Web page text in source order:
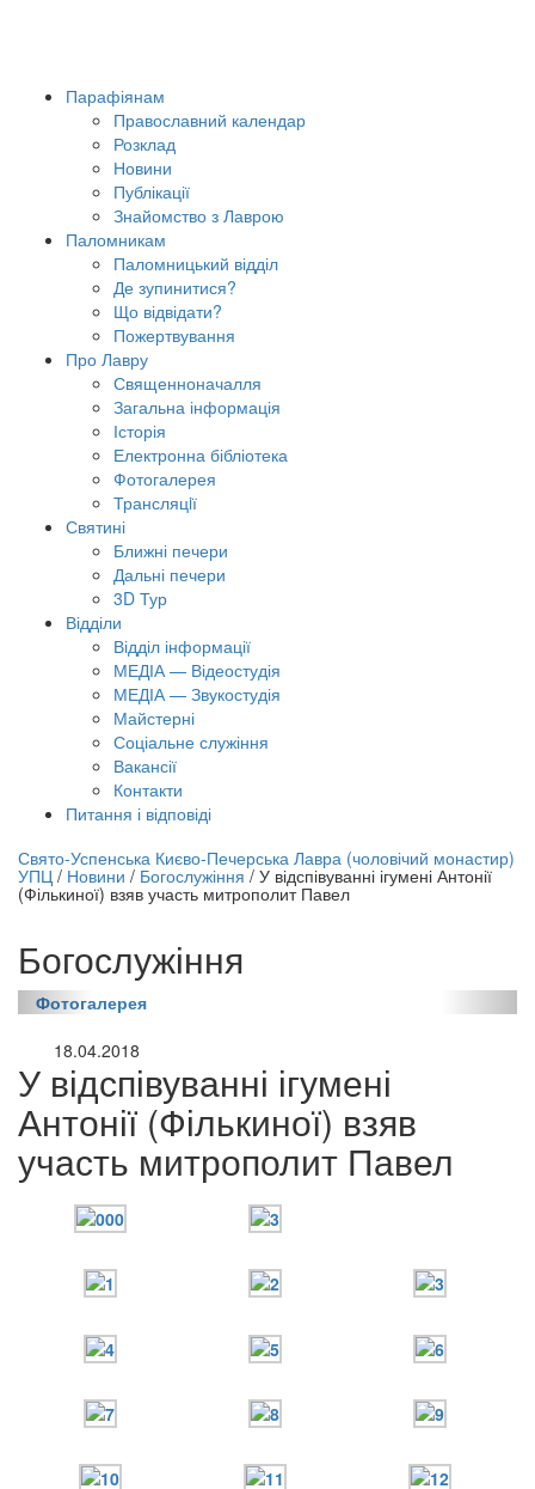
Парафіянам
Православний календар
Розклад
Новини
Публікації
Знайомство з Лаврою
Паломникам
Паломницький відділ
Де зупинитися?
Що відвідати?
Пожертвування
Про Лавру
Священноначалля
Загальна інформація
Історія
Електронна бібліотека
Фотогалерея
Трансляцiї
Святині
Ближні печери
Дальні печери
3D Тур
Відділи
Відділ інформації
МЕДІА — Відеостудія
МЕДІА — Звукостудія
Майстерні
Соціальне служіння
Вакансії
Контакти
Питання і відповіді
трансляція |
12 вересня
трансляції
12 сентября 2015
Название трансляции
Свято-Успенська Києво-Печерська Лавра (чоловічий монастир)
УПЦ / Новини / Богослужіння/ У відспівуванні ігумені Антонії
(Фількиної) взяв участь митрополит Павел
Богослужіння
Фотогалерея
18.04.2018
У відспівуванні ігумені
Антонії (Фількиної) взяв
участь митрополит Павел